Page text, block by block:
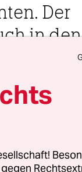
Der
in den
teilen